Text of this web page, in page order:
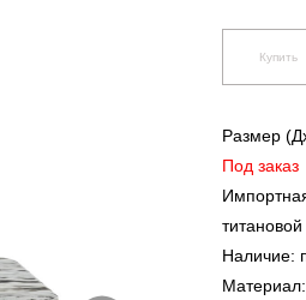
Купить
Размер
Под заказ
Наличие: